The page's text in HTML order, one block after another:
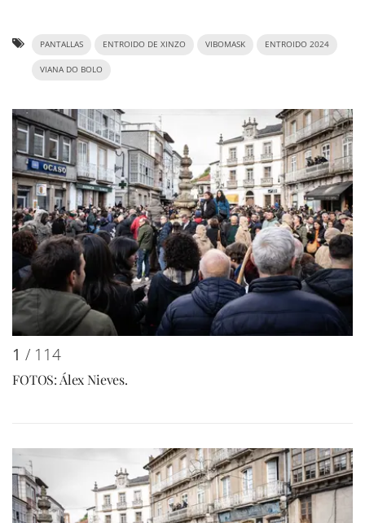
PANTALLAS ENTROIDO DE XINZO VIBOMASK ENTROIDO 2024
VIANA DO BOLO
1 / 114
FOTOS: Álex Nieves.